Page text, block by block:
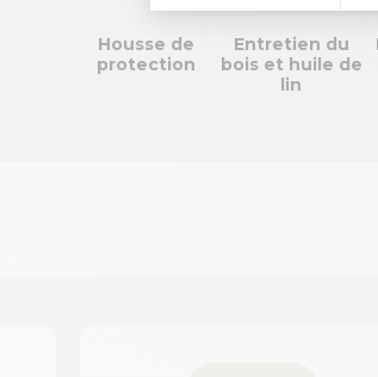
Housse de
protection
Entretien du
bois et huile de
lin